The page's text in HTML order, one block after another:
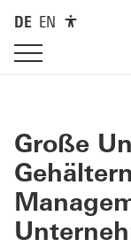
DE EN
Große